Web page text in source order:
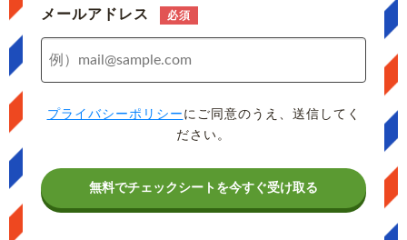
メールアドレス
プライバシーポリシー にご同意のうえ、送信してく
ださい。